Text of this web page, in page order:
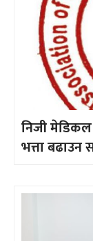
निजी
भत्ता बढाउन